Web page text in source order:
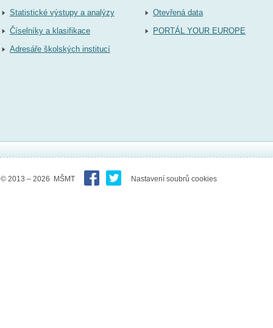
Statistické výstupy a analýzy
Číselníky a klasifikace
Adresáře školských institucí
Otevřená data
PORTÁL YOUR EUROPE
© 2013 – 2026 MŠMT Nastavení soubrů cookies